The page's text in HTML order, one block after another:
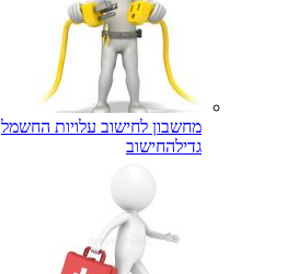
מחשבון לחישוב עלויות החשמל
גדילהחישוב